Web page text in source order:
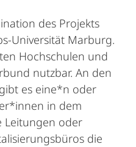
des Projekts
Universität Marburg.
Hochschulen und
nutzbar. An den
es eine*n oder
in dem
Leitungen oder
die